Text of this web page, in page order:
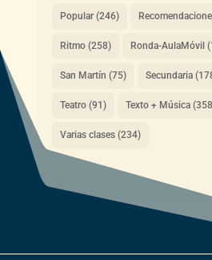
Popular(246)
Ritmo(258) Ronda-AulaMóvil
San Martín (75) Secundaria
Teatro(91) Texto + Música
Varias clases(234)